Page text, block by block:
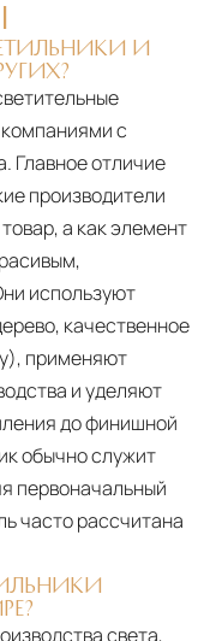
И
с
Главное отличие
производители
а как элемент
используют
качественное
применяют
и уделяют
до финишной
обычно служит
первоначальный
часто рассчитана
света,